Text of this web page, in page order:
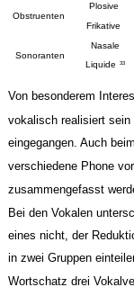
Obstruenten
Plosive
Frikative
Sonoranten
Nasale
Liquide
33
Von besonderem
vokalisch realisiert sein
eingegangen. Auch
verschiedene Phone
zusammengefasst
Bei den Vokalen
eines nicht, der
in zwei Gruppen
Wortschatz drei